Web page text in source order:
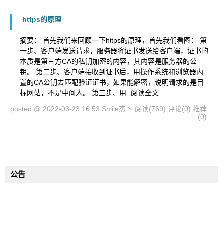
https的原理
摘要： 首先我们来回顾一下https的原理，首先我们看图： 第
一步、客户端发送请求，服务器将证书发送给客户端，证书的
本质是第三方CA的私钥加密的内容，其内容是服务器的公
钥。 第二步、客户端接收到证书后，用操作系统和浏览器内
置的CA公钥去匹配验证证书，如果能解密，说明请求的是目
标网站，不是中间人。 第三步、用
阅读全文
posted @ 2022-03-23 16:53 Smile杰丶 阅读(769) 评论(0) 推荐
(0)
公告